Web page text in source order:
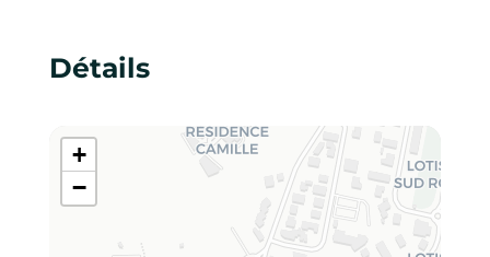
Détails
+
−